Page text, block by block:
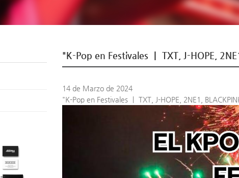
"K-Pop en Festivales ㅣ TXT, J-HOPE,
14 de Marzo de 2024
"K-Pop en Festivales ㅣ TXT, J-HOPE, 2NE1,